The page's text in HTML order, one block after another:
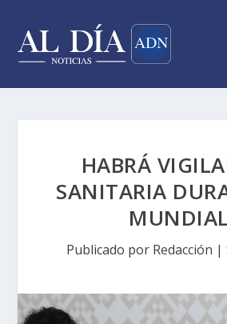
HABRÁ
SANITARIA
MUNDIAL
Publicado por Redacción |